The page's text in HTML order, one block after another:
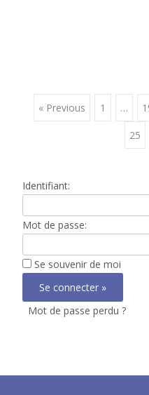
Posts
« Previous 1 …
25
Identifiant:
Mot de passe:
Se souvenir de moi
Mot de passe perdu ?